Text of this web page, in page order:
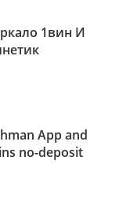
1вин И
App and
no-deposit